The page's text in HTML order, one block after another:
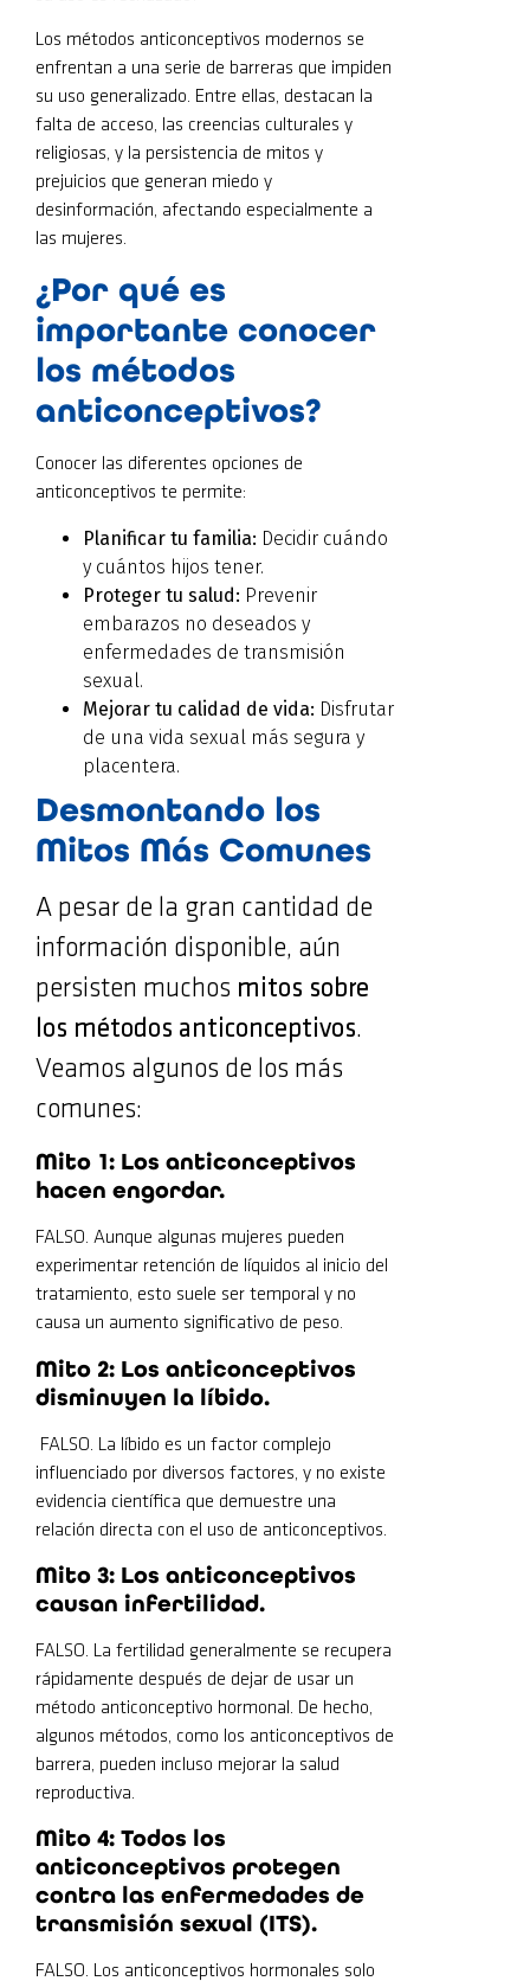
Los métodos anticonceptivos modernos se
enfrentan a una serie de barreras que impiden
su uso generalizado. Entre ellas, destacan la
falta de acceso, las creencias culturales y
religiosas, y la persistencia de mitos y
prejuicios que generan miedo y
desinformación, afectando especialmente a
las mujeres.
¿Por qué es
importante conocer
los métodos
anticonceptivos?
Conocer las diferentes opciones de
anticonceptivos te permite:
Planificar tu familia: Decidir cuándo
y cuántos hijos tener.
Proteger tu salud: Prevenir
embarazos no deseados y
enfermedades de transmisión
sexual.
Mejorar tu calidad de vida: Disfrutar
de una vida sexual más segura y
placentera.
Desmontando los
Mitos Más Comunes
A pesar de la gran cantidad de
información disponible, aún
persisten muchos mitos sobre
los métodos anticonceptivos.
Veamos algunos de los más
comunes:
Mito 1: Los anticonceptivos
hacen engordar.
FALSO. Aunque algunas mujeres pueden
experimentar retención de líquidos al inicio del
tratamiento, esto suele ser temporal y no
causa un aumento significativo de peso.
Mito 2: Los anticonceptivos
disminuyen la líbido.
FALSO. La líbido es un factor complejo
influenciado por diversos factores, y no existe
evidencia científica que demuestre una
relación directa con el uso de anticonceptivos.
Mito 3: Los anticonceptivos
causan infertilidad.
FALSO. La fertilidad generalmente se recupera
rápidamente después de dejar de usar un
método anticonceptivo hormonal. De hecho,
algunos métodos, como los anticonceptivos de
barrera, pueden incluso mejorar la salud
reproductiva.
Mito 4: Todos los
anticonceptivos protegen
contra las enfermedades de
transmisión sexual (ITS).
FALSO. Los anticonceptivos hormonales solo